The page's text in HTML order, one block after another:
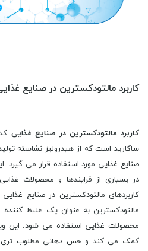
کاربرد مالتودکسترین در صنایع
کاربرد مالتودکسترین در صنایع غذایی
ساکارید است که از هیدرولیز نشاسته
صنایع غذایی مورد استفاده قرار می
در بسیاری از فرایندها و محصولات
کاربردهای مالتودکسترین در صنایع
مالتودکسترین به عنوان یک غلیظ کننده
محصولات غذایی استفاده می شود. این
کمک می کند و حس دهانی مطلوب تری